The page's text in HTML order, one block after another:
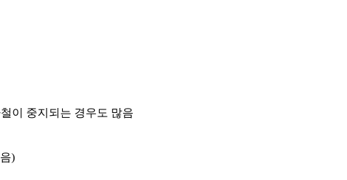
이 중지되는 경우도 많음
)